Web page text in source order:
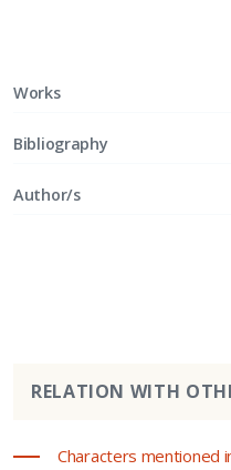
Works
Bibliography
Author/s
RELATION WITH
Characters mentioned